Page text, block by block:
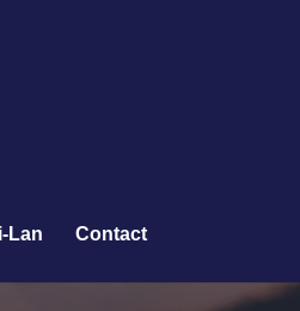
Lan Contact